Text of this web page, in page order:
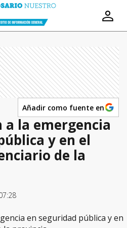
Añadir como fuente en
a la emergencia
y en el
de la